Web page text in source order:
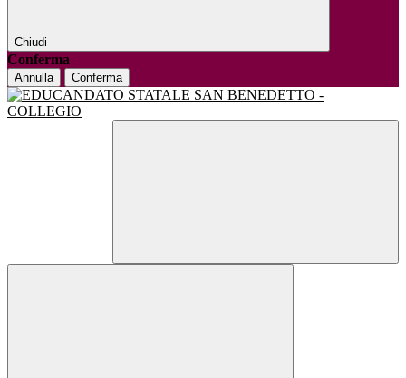
Chiudi
Conferma
Annulla Conferma